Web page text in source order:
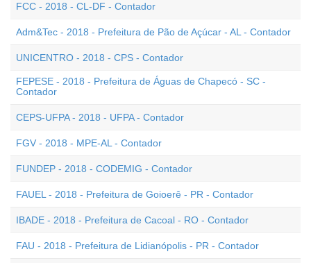
FCC - 2018 - CL-DF - Contador
Adm&Tec - 2018 - Prefeitura de Pão de Açúcar - AL - Contador
UNICENTRO - 2018 - CPS - Contador
FEPESE - 2018 - Prefeitura de Águas de Chapecó - SC -
Contador
CEPS-UFPA - 2018 - UFPA - Contador
FGV - 2018 - MPE-AL - Contador
FUNDEP - 2018 - CODEMIG - Contador
FAUEL - 2018 - Prefeitura de Goioerê - PR - Contador
IBADE - 2018 - Prefeitura de Cacoal - RO - Contador
FAU - 2018 - Prefeitura de Lidianópolis - PR - Contador